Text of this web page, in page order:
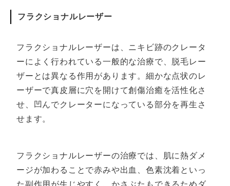
フラクショナルレーザー
フラクショナルレーザーは、ニキビ跡のクレータ
ーによく行われている一般的な治療で、脱毛レー
ザーとは異なる作用があります。細かな点状のレ
ーザーで真皮層に穴を開けて創傷治癒を活性化さ
せ、凹んでクレーターになっている部分を再生さ
せます。
フラクショナルレーザーの治療では、肌に熱ダメ
ージが加わることで赤みや出血、色素沈着といっ